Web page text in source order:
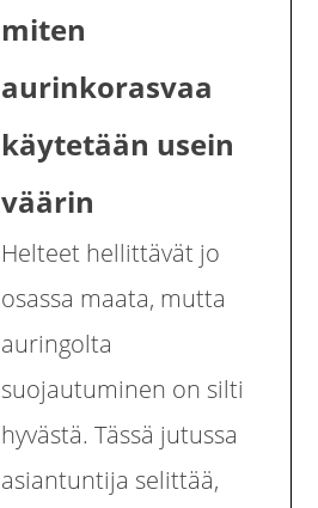
miten
aurinkorasvaa
käytetään usein
väärin
Helteet hellittävät jo
osassa maata, mutta
auringolta
suojautuminen on silti
hyvästä. Tässä jutussa
asiantuntija selittää,